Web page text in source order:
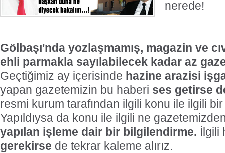
nerede!
Gölbaşı'nda yozlaşmamış, magazin ve
ehli parmakla sayılabilecek kadar az
Geçtiğimiz ay içerisinde hazine arazisi
yapan gazetemizin bu haberi ses getirse
resmi kurum tarafından ilgili konu ile ilgili bir
Yapıldıysa da konu ile ilgili ne
yapılan işleme dair bir bilgilendirme. İlgili
gerekirse de tekrar kaleme alırız.